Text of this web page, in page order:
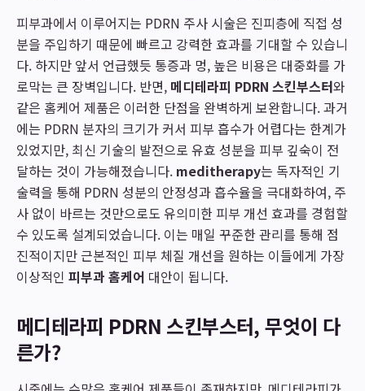
피부과에서 이루어지는 PDRN 주사 시술은 진피층에 직접 성
분을 주입하기 때문에 빠르고 강력한 효과를 기대할 수 있습니
다. 하지만 앞서 언급했듯 통증과 멍, 높은 비용은 대중화를 가
로막는 큰 장벽입니다. 반면, 메디테라피 PDRN 스킨부스터와
같은 홈케어 제품은 이러한 단점을 완벽하게 보완합니다. 과거
에는 PDRN 분자의 크기가 커서 피부 흡수가 어렵다는 한계가
있었지만, 최신 기술의 발전으로 유효 성분을 피부 깊숙이 전
달하는 것이 가능해졌습니다. meditherapy는 독자적인 기
술력을 통해 PDRN 성분의 안정성과 흡수율을 극대화하여, 주
사 없이 바르는 것만으로도 유의미한 피부 개선 효과를 경험할
수 있도록 설계되었습니다. 이는 매일 꾸준한 관리를 통해 점
진적이지만 근본적인 피부 체질 개선을 원하는 이들에게 가장
이상적인 피부과 홈케어 대안이 됩니다.
메디테라피 PDRN 스킨부스터, 무엇이 다
른가?